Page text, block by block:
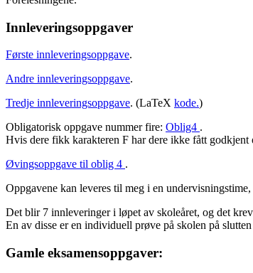
Innleveringsoppgaver
Første innleveringsoppgave.
Andre innleveringsoppgave.
Tredje innleveringsoppgave. (LaTeX kode.)
Obligatorisk oppgave nummer fire: Oblig4 .
Hvis dere fikk karakteren F har dere ikke fått godkjent
Øvingsoppgave til oblig 4 .
Oppgavene kan leveres til meg i en
Det blir 7 innleveringer i løpet av skoleåret, og det
En av disse er en individuell prøve på skolen på
Gamle eksamensoppgaver: